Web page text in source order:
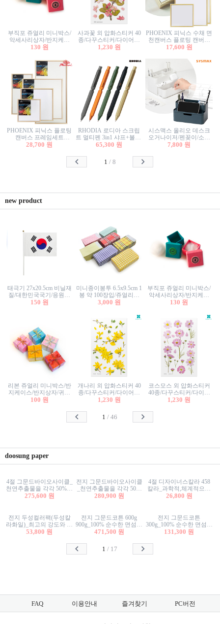
부직포 쥬얼리 미니박스/
악세사리상자/반지케이
스/반지상자/귀걸이상자/
130 원
사과꽃 외 압화스티커 40
종/다꾸스티커/다이어리
꾸미기/꽃스티커/자연물
1,230 원
PHOENIX 피닉스 수채 면
천캔버스 플로팅 캔버스
프레임세트 30x30cm/액자
17,600 원
PHOENIX 피닉스 플로팅
캔버스 프레임세트
50x50cm/액자캔버스/인테
28,700 원
RHODIA 로디아 스크립
트 멀티펜 3in1 샤프+볼펜/
무광택 알루미늄 육각배
65,300 원
시스맥스 올리오 데스크
오거나이저/펜꽂이/소품
꽂이/소품함/정리함/수납
7,800 원
1 / 8
new product
태극기 27x20.5cm 비닐재
질/대한민국국기/응원깃
발/행사깃발
150 원
미니종이봉투 6.5x9.5cm 1
봉 약 100장입/쥬얼리봉
투/증명사진봉투/악세사
3,000 원
부직포 쥬얼리 미니박스/
악세사리상자/반지케이
스/반지상자/귀걸이상자/
130 원
리본 쥬얼리 미니박스/반
지케이스/반지상자/귀걸
이상자/귀걸이박스/악세
100 원
개나리 외 압화스티커 40
종/다꾸스티커/다이어리
꾸미기/꽃스티커/자연물
1,230 원
코스모스 외 압화스티커
40종/다꾸스티커/다이어
리꾸미기/꽃스티커/자연
1,230 원
1 /46
doosung paper
4절 그문드바이오사이클_
천연추출물을 각각 50%이
상 함유한 친환경그래픽
275,600 원
전지 그문드바이오사이클
_천연추출물을 각각 50%
이상 함유한 친환경그래
280,900 원
4절 디자이너스칼라 458
칼라_과학적,체계적으로
분류된 200색을 갖춘 색지
26,800 원
전지 두성컬러팩(두성칼
라화일)_최고의 강도와 평
활성을 지닌 다양한 컬러
53,800 원
전지 그문드코튼 600g
900g_100% 순수한 면섬유
로 만든 친환경프리미엄
471,500 원
전지 그문드코튼
300g_100% 순수한 면섬유
로 만든 친환경프리미엄
131,300 원
1 / 17
FAQ 이용안내 즐겨찾기 PC버전